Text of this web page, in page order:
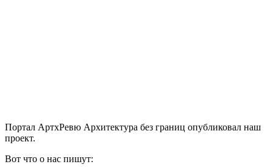
Портал АртхРевю Архитектура без границ опубликовал наш
проект.
Вот что о нас пишут: